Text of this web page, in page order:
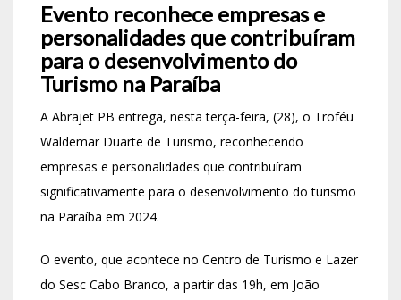
Evento reconhece empresas e
personalidades que contribuíram
para o desenvolvimento do
Turismo na Paraíba
A Abrajet PB entrega, nesta terça-feira, (28), o Troféu
Waldemar Duarte de Turismo, reconhecendo
empresas e personalidades que contribuíram
significativamente para o desenvolvimento do turismo
na Paraíba em 2024.
O evento, que acontece no Centro de Turismo e Lazer
do Sesc Cabo Branco, a partir das 19h, em João